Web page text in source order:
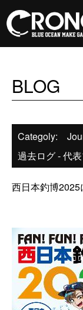
BLOG
Categoly:
過去ログ - 代
西日本釣博2025